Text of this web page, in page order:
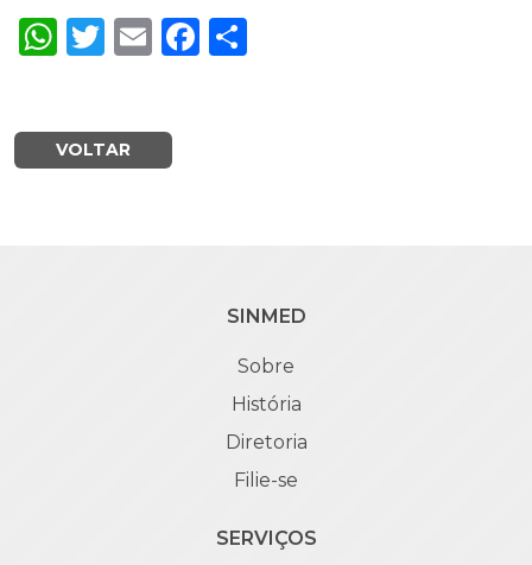
WhatsApp
Twitter
EmailFacebook
VOLTAR
SINMED
Sobre
História
Diretoria
Filie-se
SERVIÇOS